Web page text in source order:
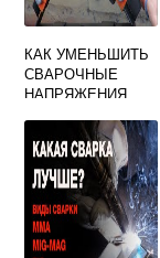
КАК УМЕНЬШИТЬ
СВАРОЧНЫЕ
НАПРЯЖЕНИЯ
ПЕРЕМЕЩЕНИЯ